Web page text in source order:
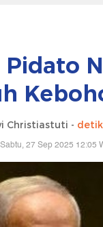
Christiastuti -
Sabtu, 27 Sep 2025 12:05